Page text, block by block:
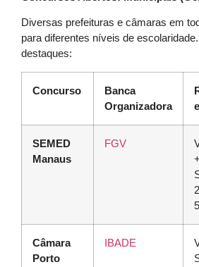
Diversas prefeituras e câmaras em
para diferentes níveis de
destaques:
Concurso
Banca
Organizadora
SEMED
Manaus
FGV
Câmara
Porto
IBADE